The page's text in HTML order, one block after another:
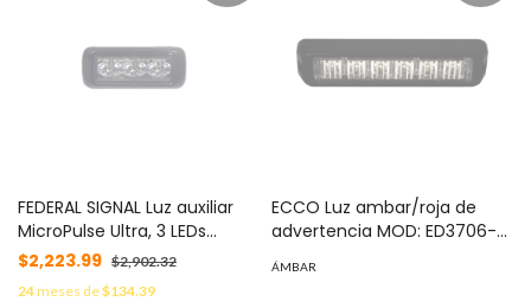
FEDERAL SIGNAL Luz auxiliar
MicroPulse Ultra, 3 LEDs
Ámbar MOD: MPS300UA
$2,223.99 $2,902.32
24meses de$134.39
ECCO Luz ambar/roja de
advertencia MOD: ED3706-
ÁMBAR